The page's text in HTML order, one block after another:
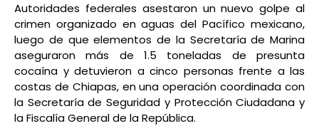
Autoridades federales asestaron un nuevo golpe al
crimen organizado en aguas del Pacífico mexicano,
luego de que elementos de la Secretaría de Marina
aseguraron más de 1.5 toneladas de presunta
cocaína y detuvieron a cinco personas frente a las
costas de Chiapas, en una operación coordinada con
la Secretaría de Seguridad y Protección Ciudadana y
la Fiscalía General de la República.